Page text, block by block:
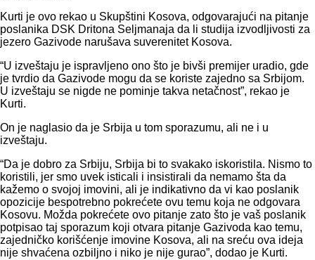
Kurti je ovo rekao u Skupštini Kosova, odgovarajući na pitanje
poslanika DSK Dritona Seljmanaja da li studija izvodljivosti za
jezero Gazivode narušava suverenitet Kosova.
“U izveštaju je ispravljeno ono što je bivši premijer uradio, gde
je tvrdio da Gazivode mogu da se koriste zajedno sa Srbijom.
U izveštaju se nigde ne pominje takva netačnost”, rekao je
Kurti.
On je naglasio da je Srbija u tom sporazumu, ali ne i u
izveštaju.
“Da je dobro za Srbiju, Srbija bi to svakako iskoristila. Nismo to
koristili, jer smo uvek isticali i insistirali da nemamo šta da
kažemo o svojoj imovini, ali je indikativno da vi kao poslanik
opozicije bespotrebno pokrećete ovu temu koja ne odgovara
Kosovu. Možda pokrećete ovo pitanje zato što je vaš poslanik
potpisao taj sporazum koji otvara pitanje Gazivoda kao temu,
zajedničko korišćenje imovine Kosova, ali na sreću ova ideja
nije shvaćena ozbiljno i niko je nije gurao”, dodao je Kurti.